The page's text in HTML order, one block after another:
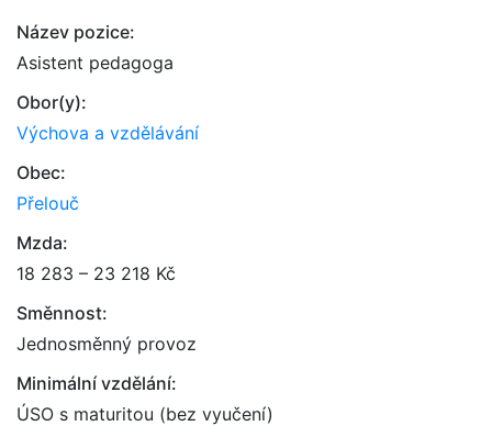
Název pozice:
Asistent pedagoga
Obor(y):
Výchova a vzdělávání
Obec:
Přelouč
Mzda:
18 283 – 23 218 Kč
Směnnost:
Jednosměnný provoz
Minimální vzdělání:
ÚSO s maturitou (bez vyučení)